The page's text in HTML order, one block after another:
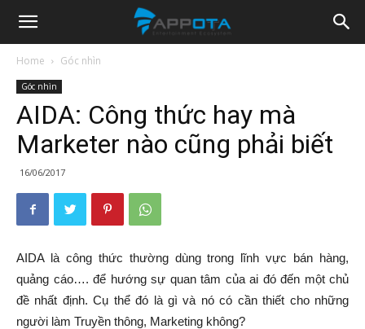
Appota
News
Home Góc nhìn
Góc nhìn
AIDA: Công thức hay mà
Marketer nào cũng phải biết
16/06/2017
AIDA là công thức thường dùng trong lĩnh vực bán hàng,
quảng cáo…. để hướng sự quan tâm của ai đó đến một chủ
đề nhất định. Cụ thể đó là gì và nó có cần thiết cho những
người làm Truyền thông, Marketing không?